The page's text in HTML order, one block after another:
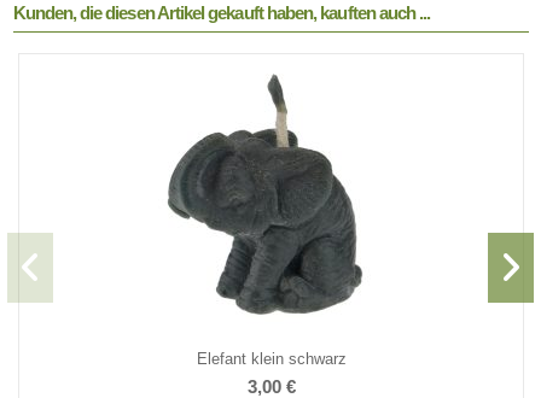
Kunden, die diesen Artikel gekauft haben, kauften auch ...
Elefant klein schwarz
3,00 €